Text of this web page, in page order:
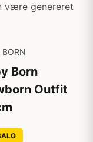
være genereret
BORN
Born
Outfit